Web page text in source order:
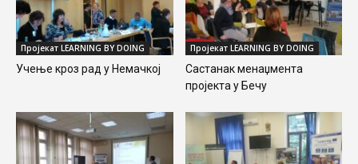
Пројекат LEARNING BY DOING
Учење кроз рад у Немачкој
Пројекат LEARNING BY DOING
Састанак менаџмента
пројекта у Бечу